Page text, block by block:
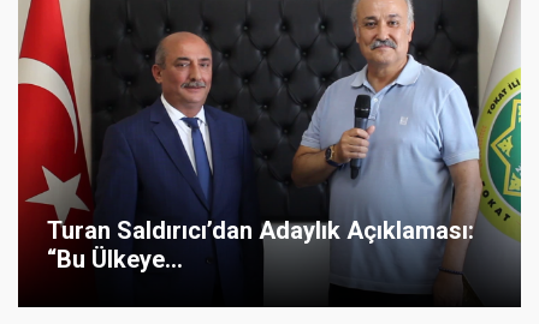
Turan Saldırıcı’dan Adaylık Açıklaması:
“Bu Ülkeye...